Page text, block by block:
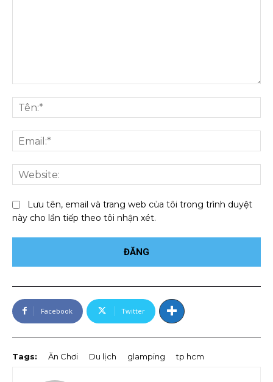
luận:
Lưu tên, email và trang web của tôi trong trình duyệt
này cho lần tiếp theo tôi nhận xét.
Facebook Twitter
Tags: Ăn Chơi Du lịch glamping tp hcm